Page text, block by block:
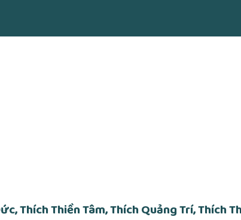
Thích Thiền Tâm, Thích Quảng Trí, Thích